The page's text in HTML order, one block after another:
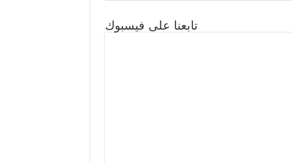
تابعنا على فيسبوك